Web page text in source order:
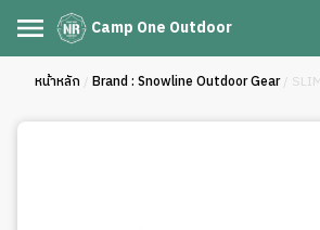
Camp One Outdoor
หน้าหลัก / Brand : Snowline Outdoor Gear/